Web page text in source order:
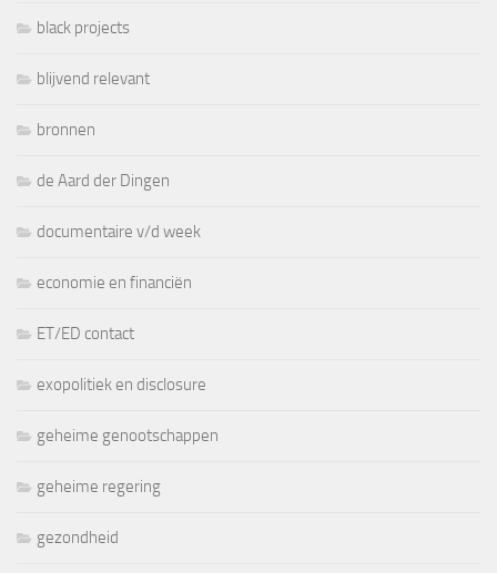
black projects
blijvend relevant
bronnen
de Aard der Dingen
documentaire v/d week
economie en financiën
ET/ED contact
exopolitiek en disclosure
geheime genootschappen
geheime regering
gezondheid